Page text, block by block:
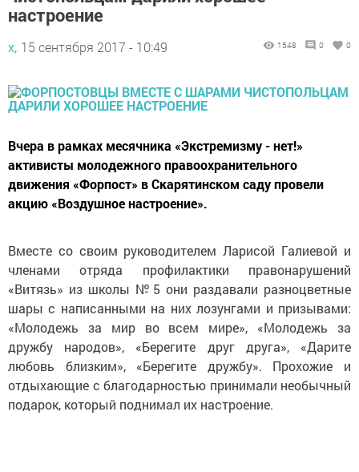
настроение
х, 15 сентября 2017 - 10:49 1548 0 0
Вчера в рамках месячника «Экстремизму - нет!»
активисты молодежного правоохранительного
движения «Форпост» в Скарятинском саду провели
акцию «Воздушное настроение».
Вместе со своим руководителем Ларисой Галиевой и
членами отряда профилактики правонарушений
«Витязь» из школы №5 они раздавали разноцветные
шары с написанными на них лозунгами и призывами:
«Молодежь за мир во всем мире», «Молодежь за
дружбу народов», «Берегите друг друга», «Дарите
любовь близким», «Берегите дружбу». Прохожие и
отдыхающие с благодарностью принимали необычный
подарок, который поднимал их настроение.